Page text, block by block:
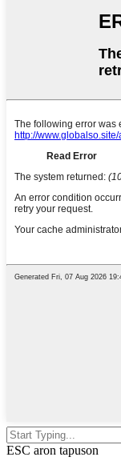
ESC aron tapuson